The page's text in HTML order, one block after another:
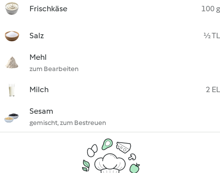
Frischkäse 100 g
Salz ½ TL
Mehl
zum Bearbeiten
Milch 2 EL
Sesam
gemischt, zum Bestreuen